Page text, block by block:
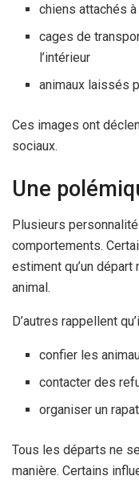
chiens attachés
cages de
l’intérieur
animaux laissés
Ces images ont
sociaux.
Une
Plusieurs
comportements.
estiment qu’un départ
animal.
D’autres rappellent
confier les
contacter des
organiser un
Tous les départs ne
manière. Certains